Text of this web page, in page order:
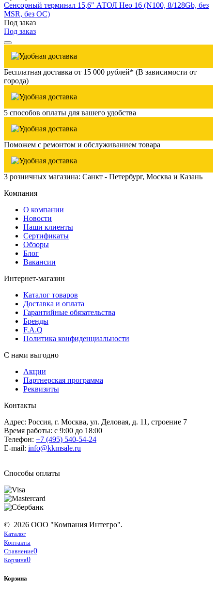
Сенсорный терминал 15,6" АТОЛ Нео 16 (N100, 8/128Gb, без
MSR, без ОС)
Под заказ
Под заказ
Бесплатная доставка от 15 000 рублей* (В зависимости от
города)
5 способов оплаты для вашего удобства
Поможем с ремонтом и обслуживанием товара
3 розничных магазина: Санкт - Петербург, Москва и Казань
Компания
О компании
Новости
Наши клиенты
Сертификаты
Обзоры
Блог
Вакансии
Интернет-магазин
Каталог товаров
Доставка и оплата
Гарантийные обязательства
Бренды
F.A.Q
Политика конфиденциальности
С нами выгодно
Акции
Партнерская программа
Реквизиты
Контакты
Адрес: Россия, г. Москва, ул. Деловая, д. 11, строение 7
Время работы: с 9:00 до 18:00
Телефон: +7 (495) 540-54-24
E-mail: info@kkmsale.ru
Способы оплаты
© 2026 ООО "Компания Интегро".
Каталог
Контакты
Сравнение0
Корзина0
Корзина